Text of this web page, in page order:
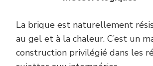
La brique est naturellement
au gel et à la chaleur. C’est un
construction privilégié dans les